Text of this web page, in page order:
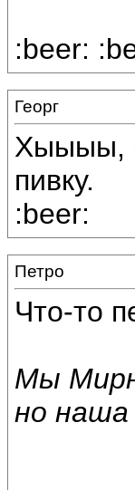
:beer:
Георг
Хыыыы,
пивку.
:beer:
Петро
Что-то
Мы
но наша